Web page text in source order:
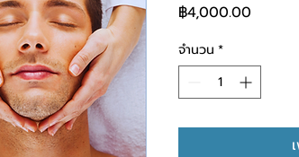
฿4,000.00
จำนวน *